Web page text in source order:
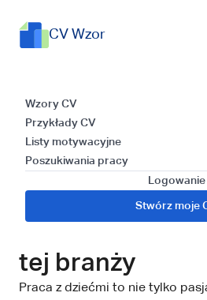
CV Wzor
Wzory CV
Przykłady CV
Listy motywacyjne
Poszukiwania pracy
Logowanie
Stwórz moje
Praca z dziećmi
jak znaleźć
tej branży
Praca z dziećmi to nie tylko